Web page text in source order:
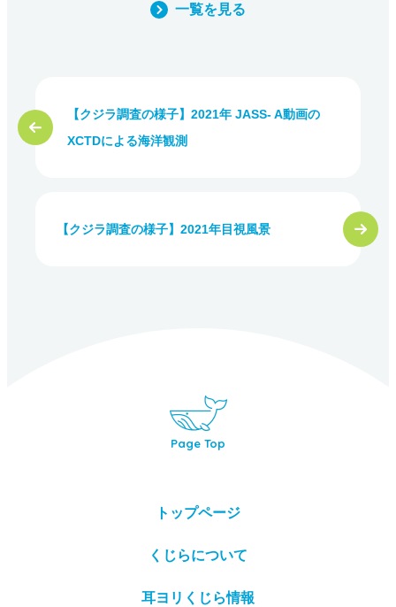
一覧を見る
【クジラ調査の様子】2021年 JASS- A動画の
XCTDによる海洋観測
【クジラ調査の様子】2021年目視風景
Page Top
トップページ
くじらについて
耳ヨリくじら情報